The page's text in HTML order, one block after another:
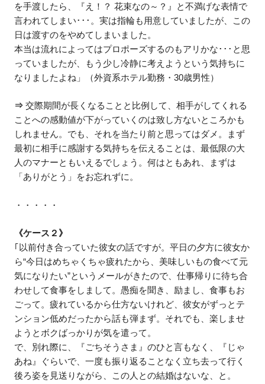
を手渡したら、『え！？ 花束なの～？』と不満げな表情で
言われてしまい･･･。実は指輪も用意していましたが、この
日は渡すのをやめてしまいました。
本当は流れによってはプロポーズするのもアリかな･･･と思
っていましたが、もう少し冷静に考えようという気持ちに
なりましたよね」（外資系ホテル勤務・30歳男性）
⇒ 交際期間が長くなることと比例して、相手がしてくれる
ことへの感動値が下がっていくのは致し方ないところかも
しれません。でも、それを当たり前と思ってはダメ。まず
最初に相手に感謝する気持ちを伝えることは、最低限の大
人のマナーともいえるでしょう。何はともあれ、まずは
「ありがとう」をお忘れずに。
・・・・・
《ケース２》
｢以前付き合っていた彼女の話ですが。平日の夕方に彼女か
ら“今日はめちゃくちゃ疲れたから、美味しいもの食べて元
気になりたい”というメールがきたので、仕事帰りに待ち合
わせして食事をしまして。愚痴を聞き、励まし、食事もお
ごって。疲れているから仕方ないけれど、彼女がずっとテ
ンション低めだったから話も弾まず。それでも、楽しませ
ようとボクばっかりが気を遣って。
で、別れ際に、『ごちそうさま』のひと言もなく、『じゃ
あね』ぐらいで、一度も振り返ることなく立ち去って行く
後ろ姿を見送りながら、この人との結婚はないな、と。